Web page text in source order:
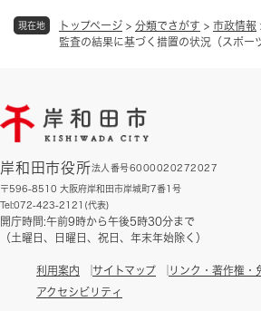
現在地 トップページ > 分類でさがす > 市政情報
監査の結果に基づく措置の状況（スポー
岸和田市役所法人番号6000020272027
〒596-8510 大阪府岸和田市岸城町7番1号
Tel:072-423-2121(代表)
開庁時間:午前9時から午後5時30分まで
（土曜日、日曜日、祝日、年末年始除く）
利用案内 サイトマップ リンク・著作権・
アクセシビリティ